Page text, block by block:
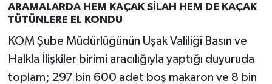
ARAMALARDA HEM KAÇAK SİLAH HEM DE KAÇAK
TÜTÜNLERE EL KONDU
KOM Şube Müdürlüğünün Uşak Valiliği Basın ve
Halkla İlişkiler birimi aracılığıyla yaptığı duyuruda
toplam; 297 bin 600 adet boş makaron ve 8 bin